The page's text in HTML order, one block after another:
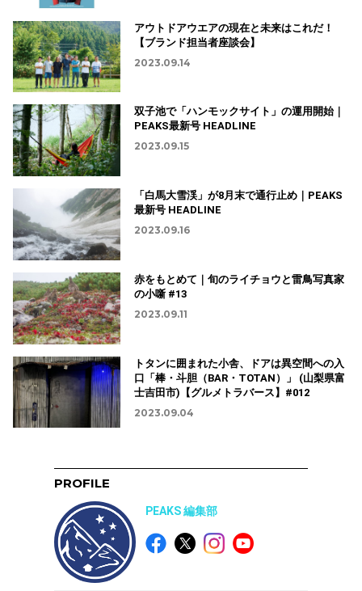
アウトドアウエアの現在と未来はこれだ！
【ブランド担当者座談会】
2023.09.14
双子池で「ハンモックサイト」の運用開始｜
PEAKS最新号 HEADLINE
2023.09.15
「白馬大雪渓」が8月末で通行止め｜PEAKS
最新号 HEADLINE
2023.09.16
赤をもとめて｜旬のライチョウと雷鳥写真家
の小噺 #13
2023.09.11
トタンに囲まれた小舎、ドアは異空間への入
口「棒・斗胆（BAR・TOTAN）」 (山梨県富
士吉田市)【グルメトラバース】#012
2023.09.04
PROFILE
PEAKS 編集部